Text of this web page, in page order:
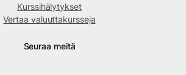
Kurssihälytykset
Vertaa valuuttakursseja
Seuraa meitä